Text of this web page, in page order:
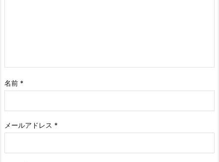
名前 *
メールアドレス *